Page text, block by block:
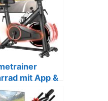
mit App &